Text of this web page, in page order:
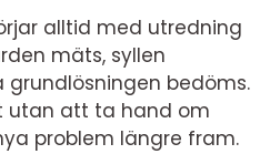
alltid med utredning
mäts, syllen
grundlösningen bedöms.
utan att ta hand om
problem längre fram.